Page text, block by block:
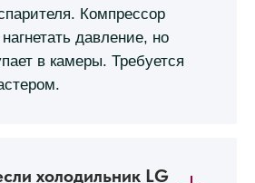
Компрессор
давление, но
в камеры. Требуется
холодильник LG